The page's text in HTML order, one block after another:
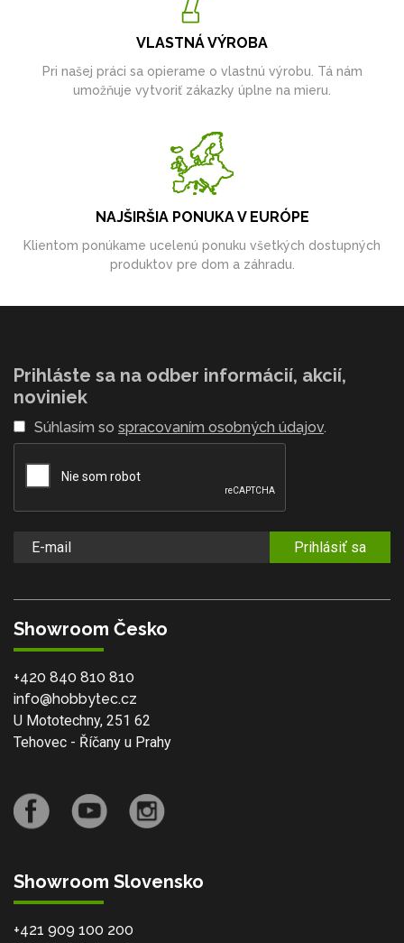
VLASTNÁ VÝROBA
Pri našej práci sa opierame o vlastnú výrobu. Tá nám
umožňuje vytvoriť zákazky úplne na mieru.
NAJŠIRŠIA PONUKA V EURÓPE
Klientom ponúkame ucelenú ponuku všetkých dostupných
produktov pre dom a záhradu.
Prihláste sa na odber informácií, akcií,
noviniek
Súhlasím so spracovaním osobných údajov.
Prihlásiť sa
Showroom Česko
+420 840 810 810
info@hobbytec.cz
U Mototechny, 251 62
Tehovec - Říčany u Prahy
Showroom Slovensko
+421 909 100 200